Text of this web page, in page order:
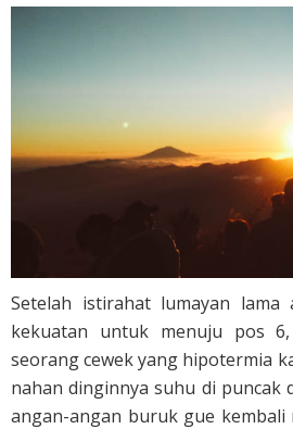
Setelah istirahat lumayan lama
kekuatan untuk menuju pos
seorang cewek yang hipotermia
nahan dinginnya suhu di puncak
angan-angan buruk gue kembali